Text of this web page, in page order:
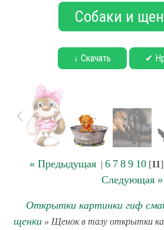
Собаки и
↓ Скачать ✔
« Предыдущая | 6 7 8 9 10 [11]
Следующая »
Открытки картинки гиф
щенки » Щенок в тазу открытки